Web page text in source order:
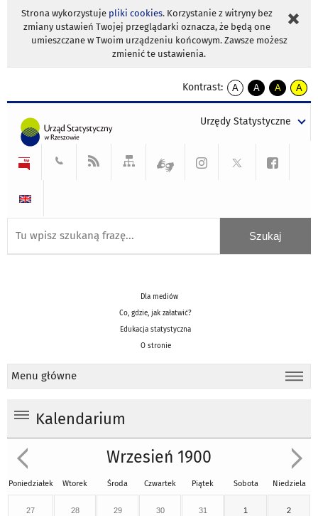
Strona wykorzystuje pliki cookies. Korzystanie z witryny bez
zmiany ustawień Twojej przeglądarki oznacza, że będą one
umieszczane w Twoim urządzeniu końcowym. Zawsze możesz
zmienić te ustawienia.
Kontrast:
A
kontrast
A
kontrast
tekst
czarnym
A
kontrast
tekst
czarnym
A
tekst
żółtym
Urzędy Statystyczne
Dla mediów
Co, gdzie, jak załatwić?
Edukacja statystyczna
O stronie
Menu główne
Kalendarium
Wrzesień 1900
Poniedziałek Wtorek Środa Czwartek Piątek Sobota Niedziela
27 28 29 30 31 1 2